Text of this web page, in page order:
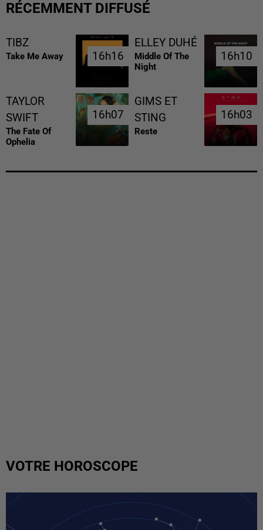
RÉCEMMENT DIFFUSÉ
TIBZ
Take Me Away 16h16
16h16
ELLEY DUHÉ
Middle Of The
Night
16h10
16h10
TAYLOR
SWIFT
The Fate Of
Ophelia
16h07
16h07
GIMS ET
STING
Reste
16h03
16h03
VOTRE HOROSCOPE